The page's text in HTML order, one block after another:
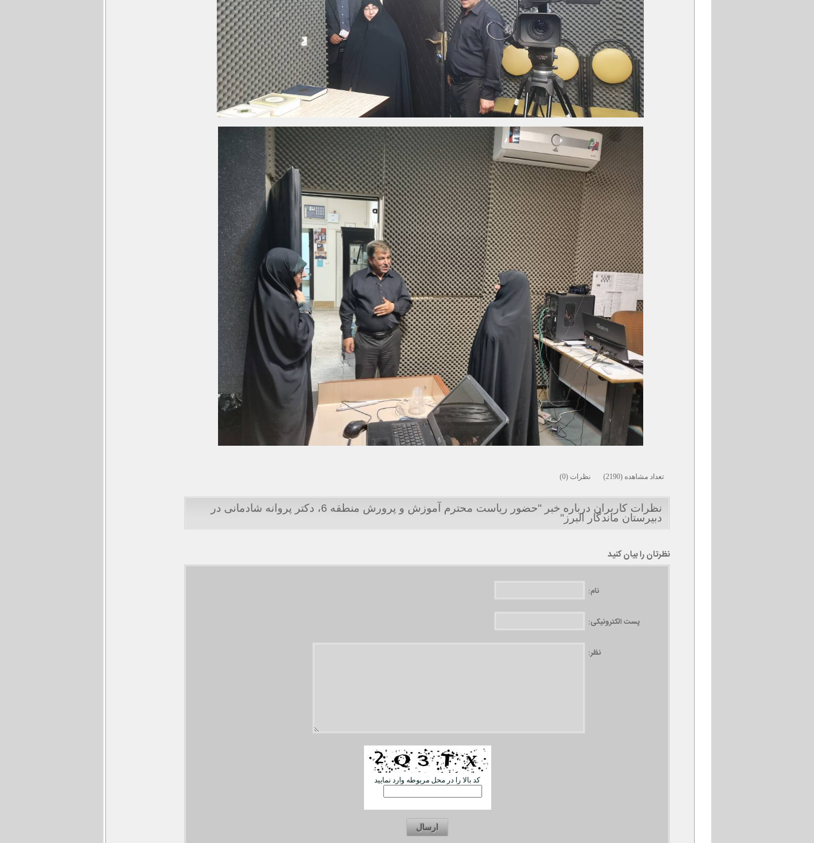
تعداد مشاهده (2190) نظرات (0)
نظرات کاربران درباره خبر "حضور ریاست محترم آموزش و پرورش منطقه 6، دکتر پروانه شادمانی در
دبیرستان ماندگار البرز"
نظرتان را بیان کنید
نام:
پست الکترونیکی:
نظر:
کد بالا را در محل مربوطه وارد نمایید
ارسال